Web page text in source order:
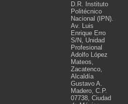
D.R. Instituto
Politécnico
Nacional (IPN).
Av. Luis
Enrique Erro
S/N, Unidad
Profesional
Adolfo López
Mateos,
Zacatenco,
Alcaldía
Gustavo A.
Madero, C.P.
07738, Ciudad